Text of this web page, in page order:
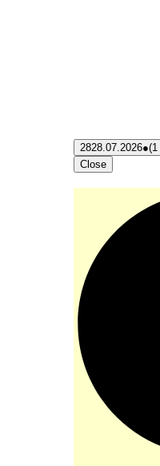
2828.07.2026●(1
Close